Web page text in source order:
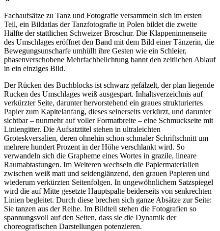
Fachaufsätze zu Tanz und Fotografie versammeln sich im ersten
Teil, ein Bildatlas der Tanzfotografie in Polen bildet die zweite
Hälfte der stattlichen Schweizer Broschur. Die Klappeninnenseite
des Umschlages eröffnet den Band mit dem Bild einer Tänzerin, die
Bewegungsunscharfe umhüllt ihre Gesten wie ein Schleier,
phasenverschobene Mehrfachbelichtung bannt den zeitlichen Ablauf
in ein einziges Bild.
Der Rücken des Buchblocks ist schwarz gefälzelt, der plan liegende
Rucken des Umschlages weiß ausgespart. Inhaltsverzeichnis auf
verkürzter Seite, darunter hervorstehend ein graues strukturiertes
Papier zum Kapitelanfang, dieses seinerseits verkürzt, und darunter
sichtbar – nunmehr auf voller Formatbreite – eine Schmuckseite mit
Liniengitter. Die Aufsatztitel stehen in ultraleichten
Groteskversalien, deren ohnehin schon schmaler Schriftschnitt um
mehrere hundert Prozent in der Höhe verschlankt wird. So
verwandeln sich die Grapheme eines Wortes in grazile, lineare
Raumabtastungen. Im Weiteren wechseln die Papiermaterialien
zwischen weiß matt und seidenglänzend, den grauen Papieren und
wiederum verkürzten Seitenfolgen. In ungewöhnlichem Satzspiegel
wird die auf Mitte gesetzte Hauptspalte beiderseits von senkrechten
Linien begleitet. Durch diese brechen sich ganze Absätze zur Seite:
Sie tanzen aus der Reihe. Im Bildteil stehen die Fotografien so
spannungsvoll auf den Seiten, dass sie die Dynamik der
choreografischen Darstellungen potenzieren.